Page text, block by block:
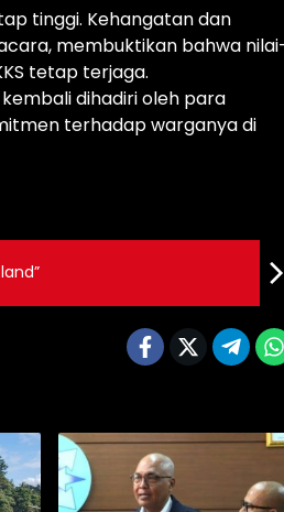
tinggi. Kehangatan dan
membuktikan bahwa
tetap terjaga.
dihadiri oleh para
terhadap warganya di